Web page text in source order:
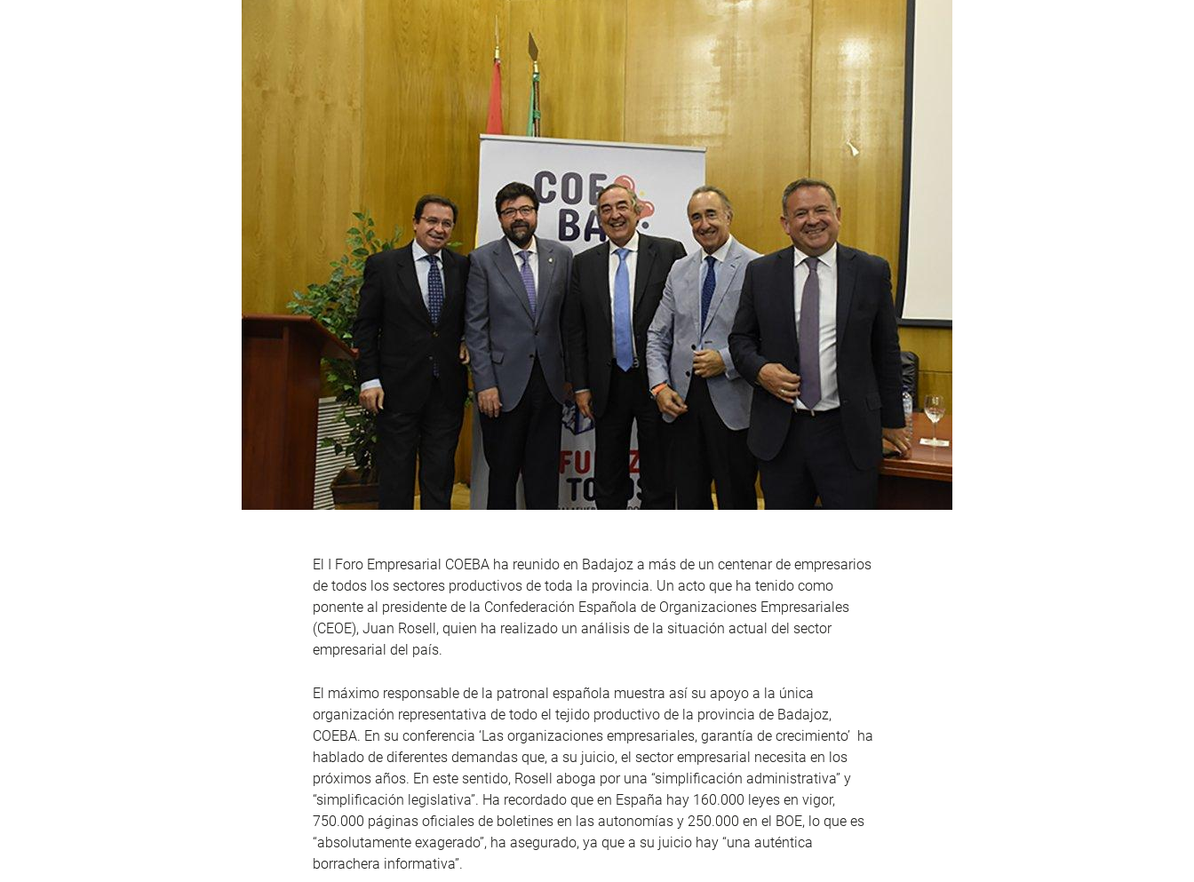
El I Foro Empresarial COEBA ha reunido en Badajoz a más de un centenar de empresarios
de todos los sectores productivos de toda la provincia. Un acto que ha tenido como
ponente al presidente de la Confederación Española de Organizaciones Empresariales
(CEOE), Juan Rosell, quien ha realizado un análisis de la situación actual del sector
empresarial del país.
El máximo responsable de la patronal española muestra así su apoyo a la única
organización representativa de todo el tejido productivo de la provincia de Badajoz,
COEBA. En su conferencia ‘Las organizaciones empresariales, garantía de crecimiento’ ha
hablado de diferentes demandas que, a su juicio, el sector empresarial necesita en los
próximos años. En este sentido, Rosell aboga por una “simplificación administrativa” y
“simplificación legislativa”. Ha recordado que en España hay 160.000 leyes en vigor,
750.000 páginas oficiales de boletines en las autonomías y 250.000 en el BOE, lo que es
“absolutamente exagerado”, ha asegurado, ya que a su juicio hay “una auténtica
borrachera informativa”.